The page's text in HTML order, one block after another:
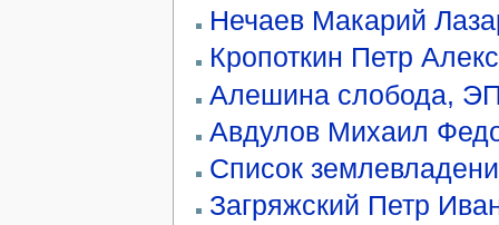
Нечаев Макарий
Кропоткин Петр
Алешина слобода,
Авдулов Михаил
Список
Загряжский Петр